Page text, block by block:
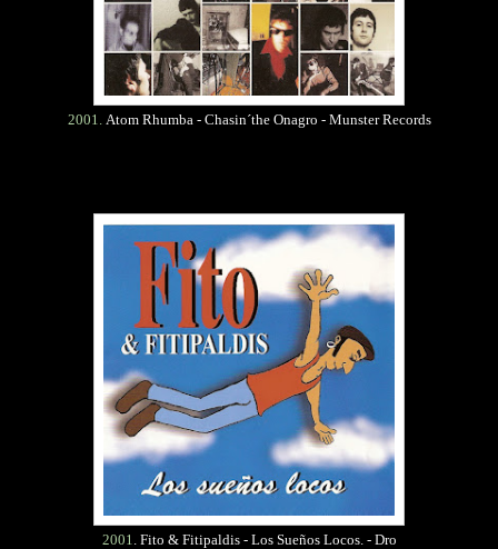
2001.Atom Rhumba - Chasin´the Onagro - Munster Records
2001 . Fito & Fitipaldis - Los Sueños Locos. - Dro